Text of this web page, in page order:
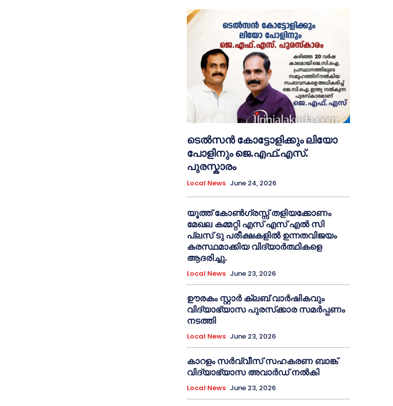
ടെൽസൻ കോട്ടോളിക്കും ലിയോ
പോളിനും ജെ.എഫ്.എസ്.
പുരസ്കാരം
Local News June 24, 2026
യൂത്ത് കോൺഗ്രസ്സ് തളിയക്കോണം
മേഖല കമ്മറ്റി എസ് എസ് എൽ സി
പ്ലസ് ടു പരീക്ഷകളിൽ ഉന്നതവിജയം
കരസ്ഥമാക്കിയ വിദ്യാർത്ഥികളെ
ആദരിച്ചു.
Local News June 23, 2026
ഊരകം സ്റ്റാർ ക്ലബ് വാർഷികവും
വിദ്യാഭ്യാസ പുരസ്‌ക്കാര സമർപ്പണം
നടത്തി
Local News June 23, 2026
കാറളം സർവ്വീസ് സഹകരണ ബാങ്ക്
വിദ്യാഭ്യാസ അവാർഡ് നൽകി
Local News June 23, 2026